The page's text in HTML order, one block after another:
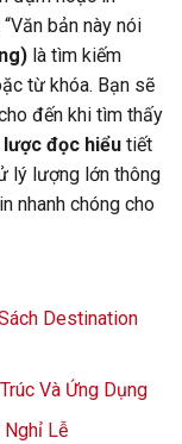
bản này nói
là tìm kiếm
từ khóa. Bạn sẽ
đến khi tìm thấy
lược đọc hiểu tiết
lý lượng lớn thông
nhanh chóng cho
Destination
Và Ứng Dụng
Nghỉ Lễ